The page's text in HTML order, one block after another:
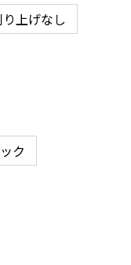
上げなし
ク